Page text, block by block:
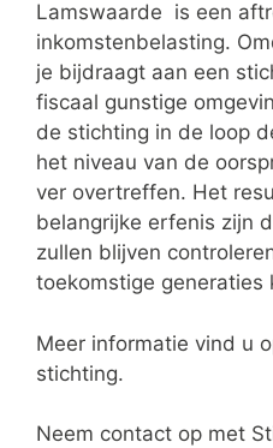
Lamswaarde is een
inkomstenbelasting.
je bijdraagt aan een
fiscaal gunstige
de stichting in de loop
het niveau van de
ver overtreffen. Het
belangrijke erfenis zijn
zullen blijven
toekomstige generaties
Meer informatie vind u
stichting.
Neem contact op met